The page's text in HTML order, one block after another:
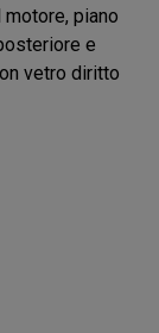
piano
e
vetro diritto